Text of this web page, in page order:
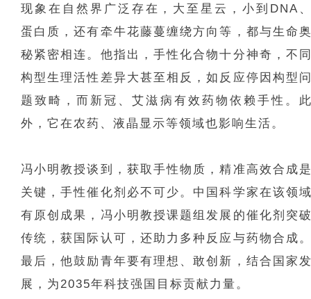
现象在自然界广泛存在，大至星云，小到DNA
蛋白质，还有牵牛花藤蔓缠绕方向等，都与生命
秘紧密相连。他指出，手性化合物十分神奇，不
构型生理活性差异大甚至相反，如反应停因构型
题致畸，而新冠、艾滋病有效药物依赖手性。
外，它在农药、液晶显示等领域也影响生活。
冯小明教授谈到，获取手性物质，精准高效合成
关键，手性催化剂必不可少。中国科学家在该领
有原创成果，冯小明教授课题组发展的催化剂突
传统，获国际认可，还助力多种反应与药物合成
最后，他鼓励青年要有理想、敢创新，结合国家
展，为2035年科技强国目标贡献力量。